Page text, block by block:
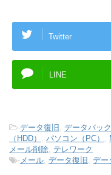
Twitter
LINE
-データ復旧 , データバッ
（HDD） , パソコン（PC） ,
メール削除, テレワーク
-メール, データ復旧 , デー